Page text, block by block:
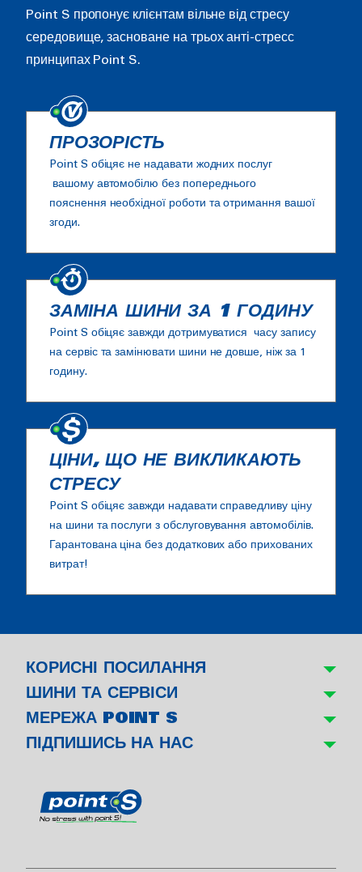
Point S пропонує клієнтам вільне від стресу
середовище, засноване на трьох анті-стресс
принципах Point S.
ПРОЗОРІСТЬ
Point S обіцяє не надавати жодних послуг
вашому автомобілю без попереднього
пояснення необхідної роботи та отримання вашої
згоди.
ЗАМІНА ШИНИ ЗА 1 ГОДИНУ
Point S обіцяє завжди дотримуватися часу запису
на сервіс та замінювати шини не довше, ніж за 1
годину.
ЦІНИ, ЩО НЕ ВИКЛИКАЮТЬ
СТРЕСУ
Point S обіцяє завжди надавати справедливу ціну
на шини та послуги з обслуговування автомобілів.
Гарантована ціна без додаткових або прихованих
витрат!
КОРИСНІ ПОСИЛАННЯ
ШИНИ ТА СЕРВІСИ
МЕРЕЖА POINT S
ПІДПИШИСЬ НА НАС